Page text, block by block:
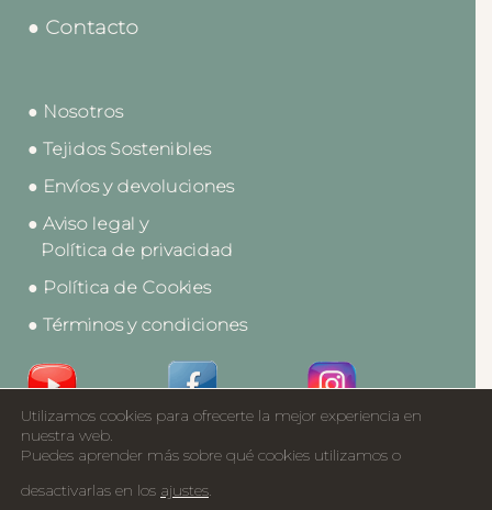
● Contacto
● Nosotros
● Tejidos Sostenibles
● Envíos y devoluciones
● Aviso legal y
Política de privacidad
● Política de Cookies
● Términos y condiciones
Acceso a Profesionales
Catálogos
Utilizamos cookies para ofrecerte la mejor experiencia en
nuestra web.
Puedes aprender más sobre qué cookies utilizamos o
desactivarlas en los ajustes